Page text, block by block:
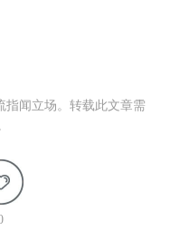
指闻立场。转载此文章需